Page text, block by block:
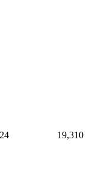
19,310